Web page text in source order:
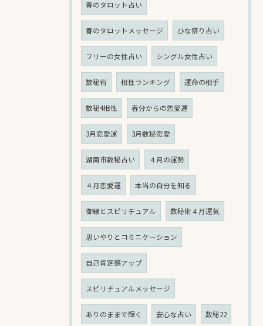
春のタロット占い
春のタロットメッセージ ひな祭り占い
フリーの女性占い シングル女性占い
数秘術 相性ランキング 運命の相手
数秘4相性 春分からの恋愛運
3月恋愛運 3月数秘恋愛
湖南市数秘占い ４月の運勢
４月恋愛運 本当の自分を知る
御縁とスピリチュアル 数秘術４月運気
思いやりとコミニケーション
自己肯定感アップ
スピリチュアルメッセージ
ありのままで輝く 安心な占い 数秘22